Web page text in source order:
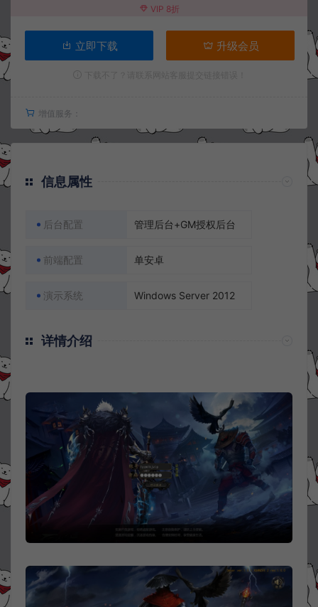
VIP 8折
立即下载 升级会员
增值服务：
信息属性
后台配置 管理后台+GM授权后台
前端配置 单安卓
演示系统 Windows Server 2012
详情介绍